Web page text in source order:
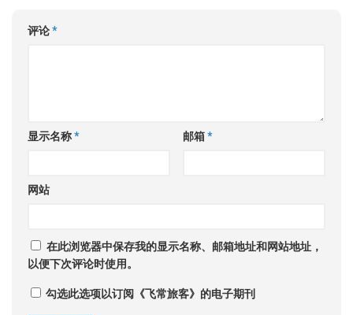
评论*
显示名称* 邮箱*
网站
在此浏览器中保存我的显示名称、邮箱地址和网站地址，
以便下次评论时使用。
勾选此选项以订阅《飞常旅客》的电子期刊